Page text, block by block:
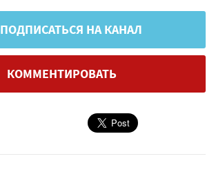
ПОДПИСАТЬСЯ НА КАНАЛ
КОММЕНТИРОВАТЬ